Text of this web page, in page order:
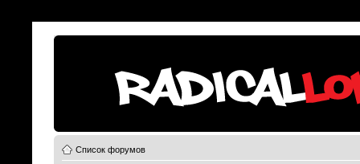
Список форумов